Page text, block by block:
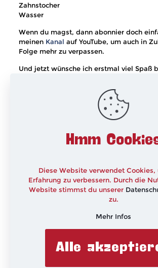
Zahnstocher
Wasser
Wenn du magst, dann abonnier doch
meinen Kanal auf YouTube, um auch in
Folge mehr zu verpassen.
Und jetzt wünsche ich erstmal viel Spaß
Hmm
Diese Website verwendet Cookies,
Erfahrung zu verbessern. Durch die
Website stimmst du unserer
zu.
Mehr Infos
Alle